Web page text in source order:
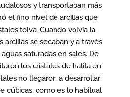
y transportaban más
el fino nivel de arcillas que
tolva. Cuando volvía la
arcillas se secaban y a través
saturadas en sales. De
los cristales de halita en
no llegaron a desarrollar
cúbicas, como es lo habitual